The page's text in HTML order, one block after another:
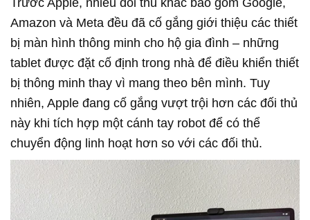
Trước Apple, nhiều đối thủ khác bao gồm Google,
Amazon và Meta đều đã cố gắng giới thiệu các thiết
bị màn hình thông minh cho hộ gia đình – những
tablet được đặt cố định trong nhà để điều khiển thiết
bị thông minh thay vì mang theo bên mình. Tuy
nhiên, Apple đang cố gắng vượt trội hơn các đối thủ
này khi tích hợp một cánh tay robot để có thể
chuyển động linh hoạt hơn so với các đối thủ.